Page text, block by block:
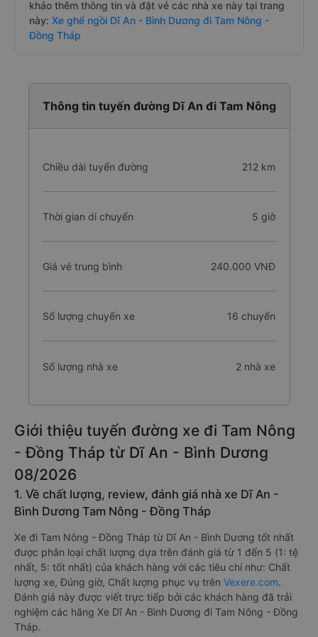
khảo thêm thông tin và đặt vé các nhà xe này tại trang
này: Xe ghế ngồi Dĩ An - Bình Dương đi Tam Nông -
Đồng Tháp
Thông tin tuyến đường Dĩ An đi Tam Nông
Chiều dài tuyến đường 212 km
Thời gian di chuyển 5 giờ
Giá vé trung bình 240.000 VNĐ
Số lượng chuyến xe 16 chuyến
Số lượng nhà xe 2 nhà xe
Giới thiệu tuyến đường xe đi Tam Nông
- Đồng Tháp từ Dĩ An - Bình Dương
08/2026
1. Về chất lượng, review, đánh giá nhà xe Dĩ An -
Bình Dương Tam Nông - Đồng Tháp
Xe đi Tam Nông - Đồng Tháp từ Dĩ An - Bình Dương tốt nhất
được phân loại chất lượng dựa trên đánh giá từ 1 đến 5 (1: tệ
nhất, 5: tốt nhất) của khách hàng với các tiêu chí như: Chất
lượng xe, Đúng giờ, Chất lượng phục vụ trên Vexere.com.
Đánh giá này được viết trực tiếp bởi các khách hàng đã trải
nghiệm các hãng Xe Dĩ An - Bình Dương đi Tam Nông - Đồng
Tháp.